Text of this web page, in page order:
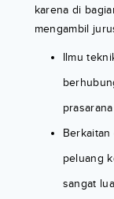
karena di
mengambil
Ilmu
peluang
sangat